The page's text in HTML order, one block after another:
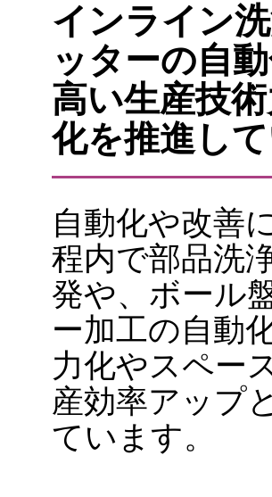
インライン
ッターの自
高い生産技
化を推進し
自動化や改善
程内で部品洗
発や、ボール
ー加工の自動
力化やスペー
産効率アップ
ています。